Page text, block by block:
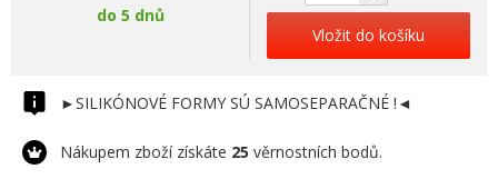
do 5 dnů
Vložit do košíku
►SILIKÓNOVÉ FORMY SÚ SAMOSEPARAČNÉ !◄
Nákupem zboží získáte 25 věrnostních bodů.